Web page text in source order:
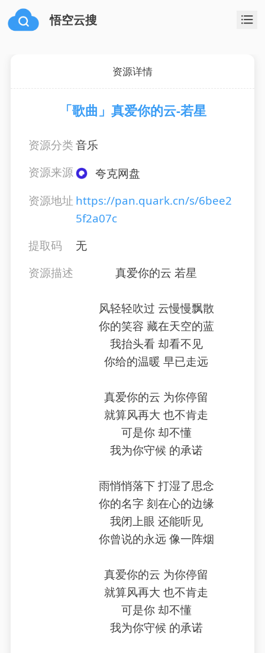
悟空云搜
资源详情
「歌曲」真爱你的云-若星
资源分类音乐
资源来源
夸克网盘
资源地址 https://pan.quark.cn/s/6bee2
5f2a07c
提取码
无
资源描述
真爱你的云 若星
风轻轻吹过 云慢慢飘散
你的笑容 藏在天空的蓝
我抬头看 却看不见
你给的温暖 早已走远
真爱你的云 为你停留
就算风再大 也不肯走
可是你 却不懂
我为你守候 的承诺
雨悄悄落下 打湿了思念
你的名字 刻在心的边缘
我闭上眼 还能听见
你曾说的永远 像一阵烟
真爱你的云 为你停留
就算风再大 也不肯走
可是你 却不懂
我为你守候 的承诺